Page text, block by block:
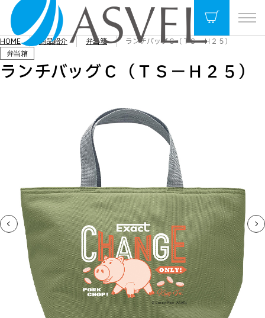
HOME 商品紹介 弁当箱
ランチバッグＣ（ＴＳ－Ｈ２５）
弁当箱
ランチバッグＣ（ＴＳ－Ｈ２５）